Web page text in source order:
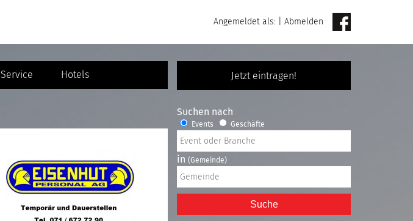
Angemeldet als: Abmelden
Jetzt eintragen!
Service Hotels
Suchen nach
Events Geschäfte
in (Gemeinde)
Suche